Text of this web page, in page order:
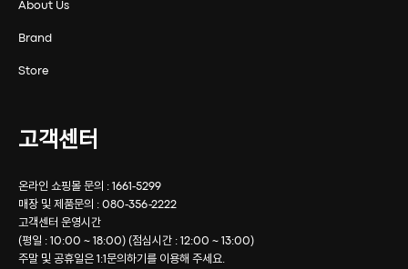
About Us
Brand
Store
고객센터
온라인 쇼핑몰 문의 : 1661-5299
매장 및 제품문의 : 080-356-2222
고객센터 운영시간
(평일 : 10:00 ~ 18:00) (점심시간 : 12:00 ~ 13:00)
주말 및 공휴일은 1:1문의하기를 이용해 주세요.